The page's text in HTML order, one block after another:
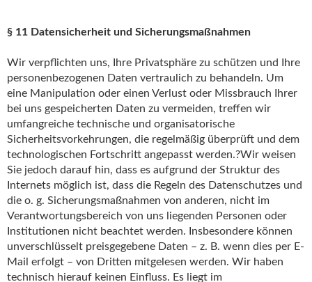
§ 11 Datensicherheit und Sicherungsmaßnahmen
Wir verpflichten uns, Ihre Privatsphäre zu schützen und Ihre
personenbezogenen Daten vertraulich zu behandeln. Um
eine Manipulation oder einen Verlust oder Missbrauch Ihrer
bei uns gespeicherten Daten zu vermeiden, treffen wir
umfangreiche technische und organisatorische
Sicherheitsvorkehrungen, die regelmäßig überprüft und dem
technologischen Fortschritt angepasst werden.?Wir weisen
Sie jedoch darauf hin, dass es aufgrund der Struktur des
Internets möglich ist, dass die Regeln des Datenschutzes und
die o. g. Sicherungsmaßnahmen von anderen, nicht im
Verantwortungsbereich von uns liegenden Personen oder
Institutionen nicht beachtet werden. Insbesondere können
unverschlüsselt preisgegebene Daten – z. B. wenn dies per E-
Mail erfolgt – von Dritten mitgelesen werden. Wir haben
technisch hierauf keinen Einfluss. Es liegt im